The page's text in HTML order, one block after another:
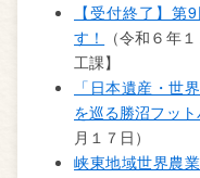
【受付終了】第
す！
（令和６年
工課】
「日本遺産・世
を巡る勝沼フッ
月１７日）
峡東地域世界農